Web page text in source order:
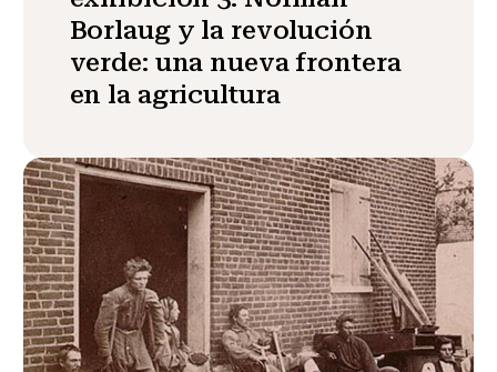
Borlaug y la revolución
verde: una nueva frontera
en la agricultura